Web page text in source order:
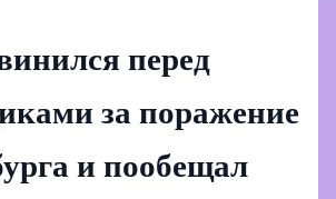
перед
за поражение
и пообещал